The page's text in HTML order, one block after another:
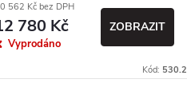
562 Kč bez DPH
780 Kč
Vyprodáno
ZOBRAZIT
Kód: 530.2